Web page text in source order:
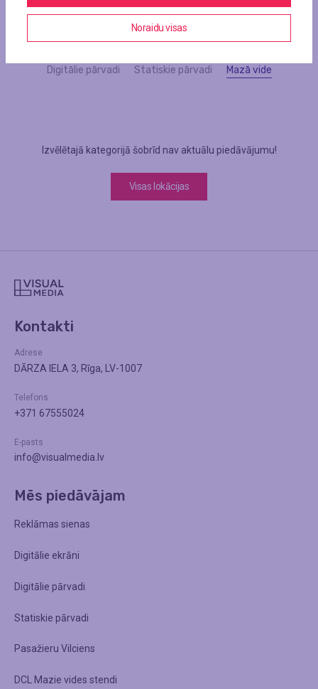
Visas lokācijas Sienas Digitālie ekrāni
Digitālie pārvadi Statiskie pārvadi Mazā vide
Izvēlētajā kategorijā šobrīd nav aktuālu piedāvājumu!
Visas lokācijas
Kontakti
Adrese
DĀRZA IELA 3, Rīga, LV-1007
Telefons
+371 67555024
E-pasts
info@visualmedia.lv
Mēs piedāvājam
Reklāmas sienas
Digitālie ekrāni
Digitālie pārvadi
Statiskie pārvadi
Pasažieru Vilciens
DCL Mazie vides stendi
Noraidu visas